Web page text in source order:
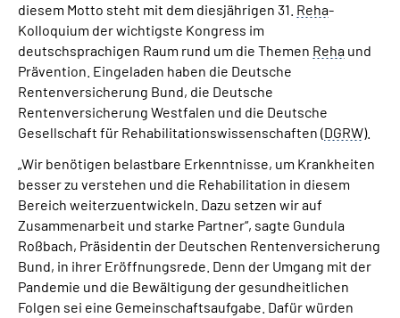
Online-Services
Suche
Language
Leichte Sprache
Mein Kundenportal
diesem Motto steht mit dem diesjährigen 31. Reha-
Kolloquium der wichtigste Kongress im
deutschsprachigen Raum rund um die Themen Reha und
Prävention. Eingeladen haben die Deutsche
Rentenversicherung Bund, die Deutsche
Rentenversicherung Westfalen und die Deutsche
Gesellschaft für Rehabilitationswissenschaften (DGRW).
„Wir benötigen belastbare Erkenntnisse, um Krankheiten
besser zu verstehen und die Rehabilitation in diesem
Bereich weiterzuentwickeln. Dazu setzen wir auf
Zusammenarbeit und starke Partner“, sagte Gundula
Roßbach, Präsidentin der Deutschen Rentenversicherung
Bund, in ihrer Eröffnungsrede. Denn der Umgang mit der
Pandemie und die Bewältigung der gesundheitlichen
Folgen sei eine Gemeinschaftsaufgabe. Dafür würden